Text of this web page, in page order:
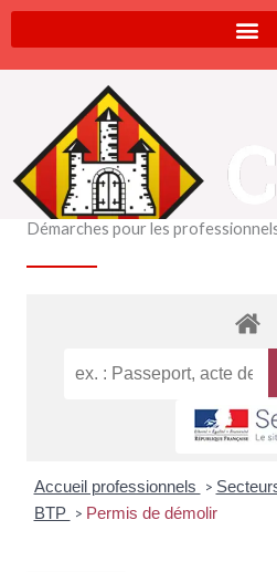
Aller
au
contenu
Démarches pour les
Accueil professionnels >
BTP > Permis de démolir